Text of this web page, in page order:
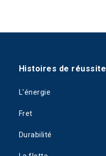
Histoires de réussite
L'énergie
Fret
Durabilité